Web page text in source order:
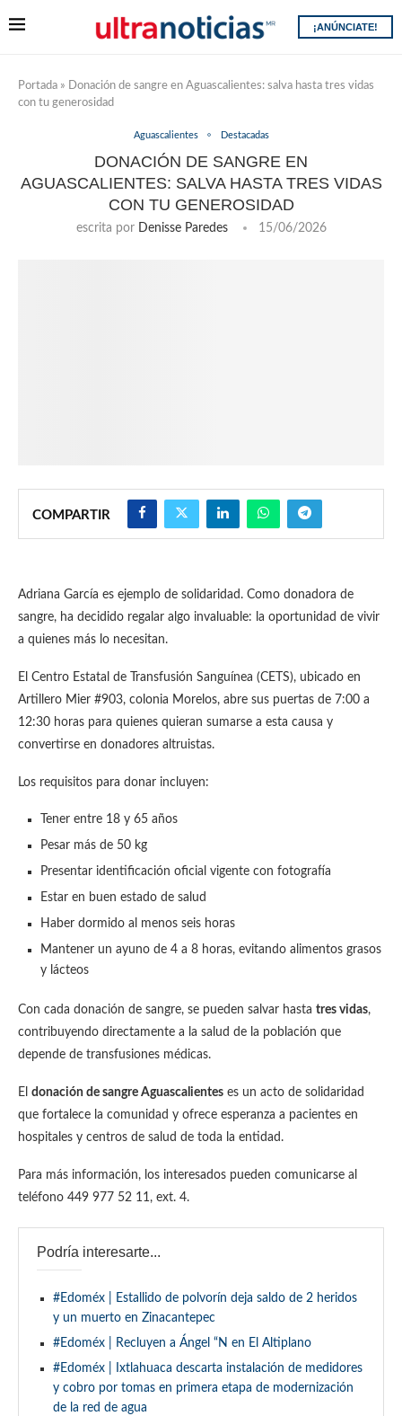
¡ANÚNCIATE!
Portada » Donación de sangre en Aguascalientes: salva hasta tres vidas
con tu generosidad
Aguascalientes Destacadas
DONACIÓN DE SANGRE EN
AGUASCALIENTES: SALVA HASTA TRES VIDAS
CON TU GENEROSIDAD
escrita por Denisse Paredes 15/06/2026
COMPARTIR
Adriana García es ejemplo de solidaridad. Como donadora de
sangre, ha decidido regalar algo invaluable: la oportunidad de vivir
a quienes más lo necesitan.
El Centro Estatal de Transfusión Sanguínea (CETS), ubicado en
Artillero Mier #903, colonia Morelos, abre sus puertas de 7:00 a
12:30 horas para quienes quieran sumarse a esta causa y
convertirse en donadores altruistas.
Los requisitos para donar incluyen:
Tener entre 18 y 65 años
Pesar más de 50 kg
Presentar identificación oficial vigente con fotografía
Estar en buen estado de salud
Haber dormido al menos seis horas
Mantener un ayuno de 4 a 8 horas, evitando alimentos grasos
y lácteos
Con cada donación de sangre, se pueden salvar hasta tres vidas,
contribuyendo directamente a la salud de la población que
depende de transfusiones médicas.
El donación de sangre Aguascalientes es un acto de solidaridad
que fortalece la comunidad y ofrece esperanza a pacientes en
hospitales y centros de salud de toda la entidad.
Para más información, los interesados pueden comunicarse al
teléfono 449 977 52 11, ext. 4.
Podría interesarte...
#Edoméx | Estallido de polvorín deja saldo de 2 heridos
y un muerto en Zinacantepec
#Edoméx | Recluyen a Ángel “N en El Altiplano
#Edoméx | Ixtlahuaca descarta instalación de medidores
y cobro por tomas en primera etapa de modernización
de la red de agua